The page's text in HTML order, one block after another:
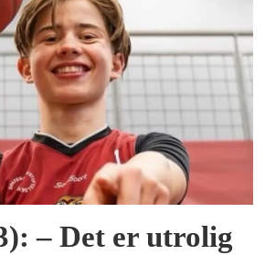
– Det er utrolig